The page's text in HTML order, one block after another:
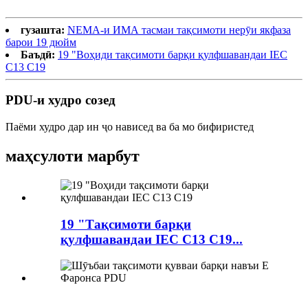
гузашта: NEMA-и ИМА тасмаи тақсимоти нерӯи якфаза
барои 19 дюйм
Баъдӣ: 19 "Воҳиди тақсимоти барқи қулфшавандаи IEC
C13 C19
PDU-и худро созед
Паёми худро дар ин ҷо нависед ва ба мо бифиристед
маҳсулоти марбут
19 "Тақсимоти барқи
қулфшавандаи IEC C13 C19...